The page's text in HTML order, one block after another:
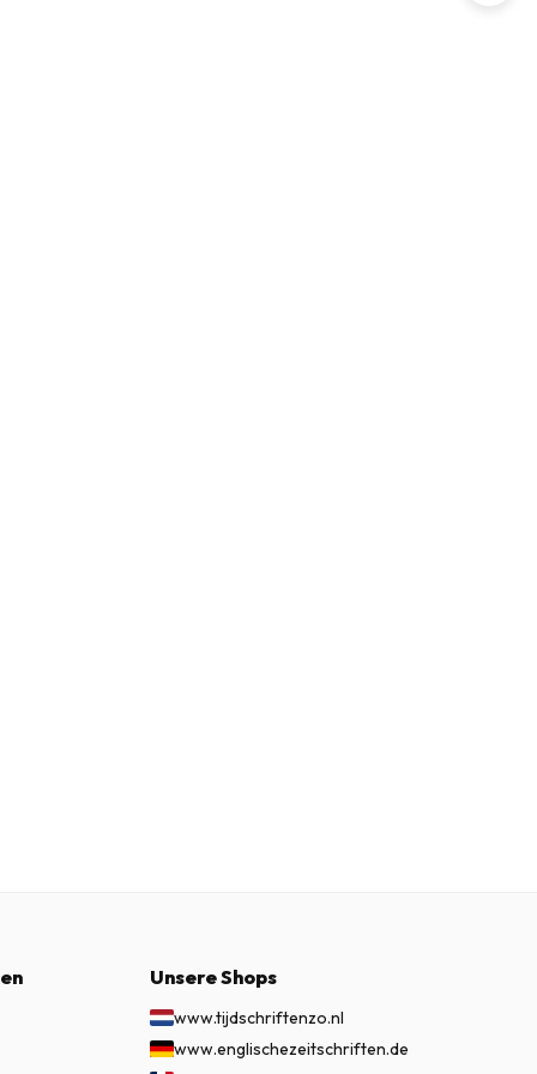
Unsere Shops
www.tijdschriftenzo.nl
www.englischezeitschriften.de